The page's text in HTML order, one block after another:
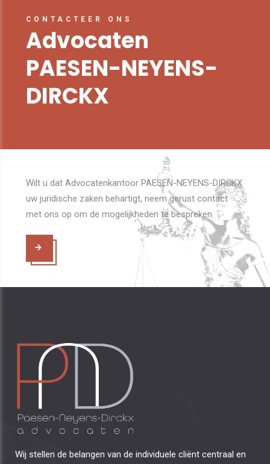
CONTACTEER ONS
Advocaten
PAESEN-NEYENS-
DIRCKX
Wilt u dat Advocatenkantoor PAESEN-NEYENS-DIRCKX
uw juridische zaken behartigt, neem gerust contact
met ons op om de mogelijkheden te bespreken.
Wij stellen de belangen van de individuele cliënt centraal en